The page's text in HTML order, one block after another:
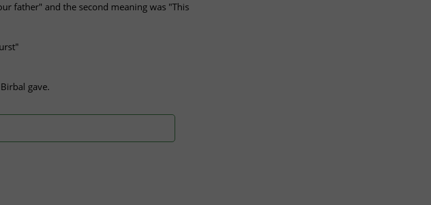
father" and the second meaning was "This
gave.